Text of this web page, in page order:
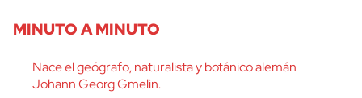
MINUTO A MINUTO
Nace el geógrafo, naturalista y botánico alemán
Johann Georg Gmelin.